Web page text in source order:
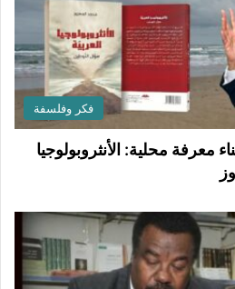
فكر وفلسفة
معرفة محلية: الأنثروبولوجيا